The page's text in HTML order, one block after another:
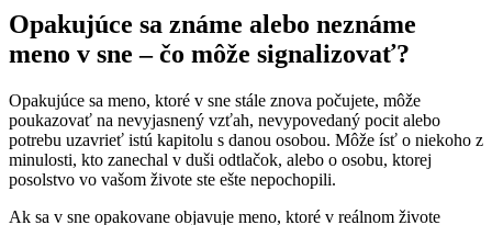
Opakujúce sa známe alebo neznáme
meno v sne – čo môže signalizovať?
Opakujúce sa meno, ktoré v sne stále znova počujete, môže
poukazovať na nevyjasnený vzťah, nevypovedaný pocit alebo
potrebu uzavrieť istú kapitolu s danou osobou. Môže ísť o niekoho z
minulosti, kto zanechal v duši odtlačok, alebo o osobu, ktorej
posolstvo vo vašom živote ste ešte nepochopili.
Ak sa v sne opakovane objavuje meno, ktoré v reálnom živote